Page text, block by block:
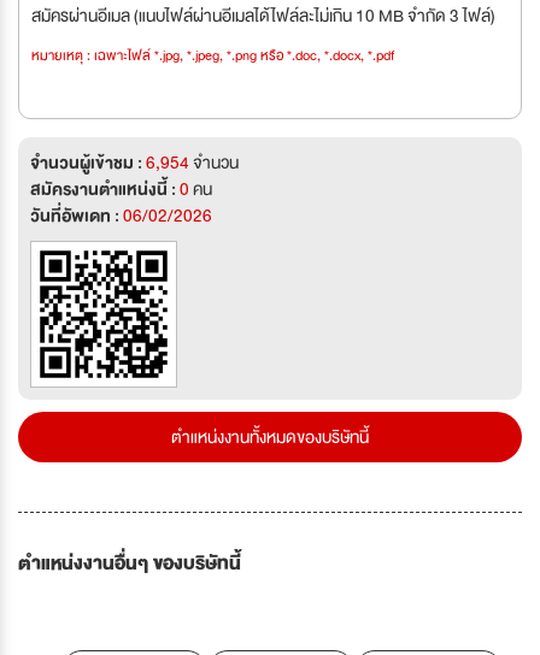
สมัครผ่านอีเมล (แนบไฟล์ผ่านอีเมลได้ไฟล์ละไม่เกิน 10 MB จำกัด 3 ไฟล์)
หมายเหตุ : เฉพาะไฟล์ *.jpg, *.jpeg, *.png หรือ *.doc, *.docx, *.pdf
จำนวนผู้เข้าชม :6,954จำนวน
สมัครงานตำแหน่งนี้ :0คน
วันที่อัพเดท :06/02/2026
ตำแหน่งงานทั้งหมดของบริษัทนี้
ตำแหน่งงานอื่นๆ ของบริษัทนี้